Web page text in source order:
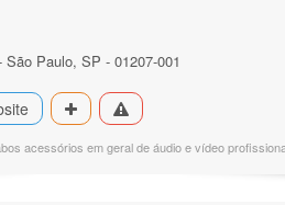
Paulo, SP - 01207-001
acessórios em geral de áudio e vídeo